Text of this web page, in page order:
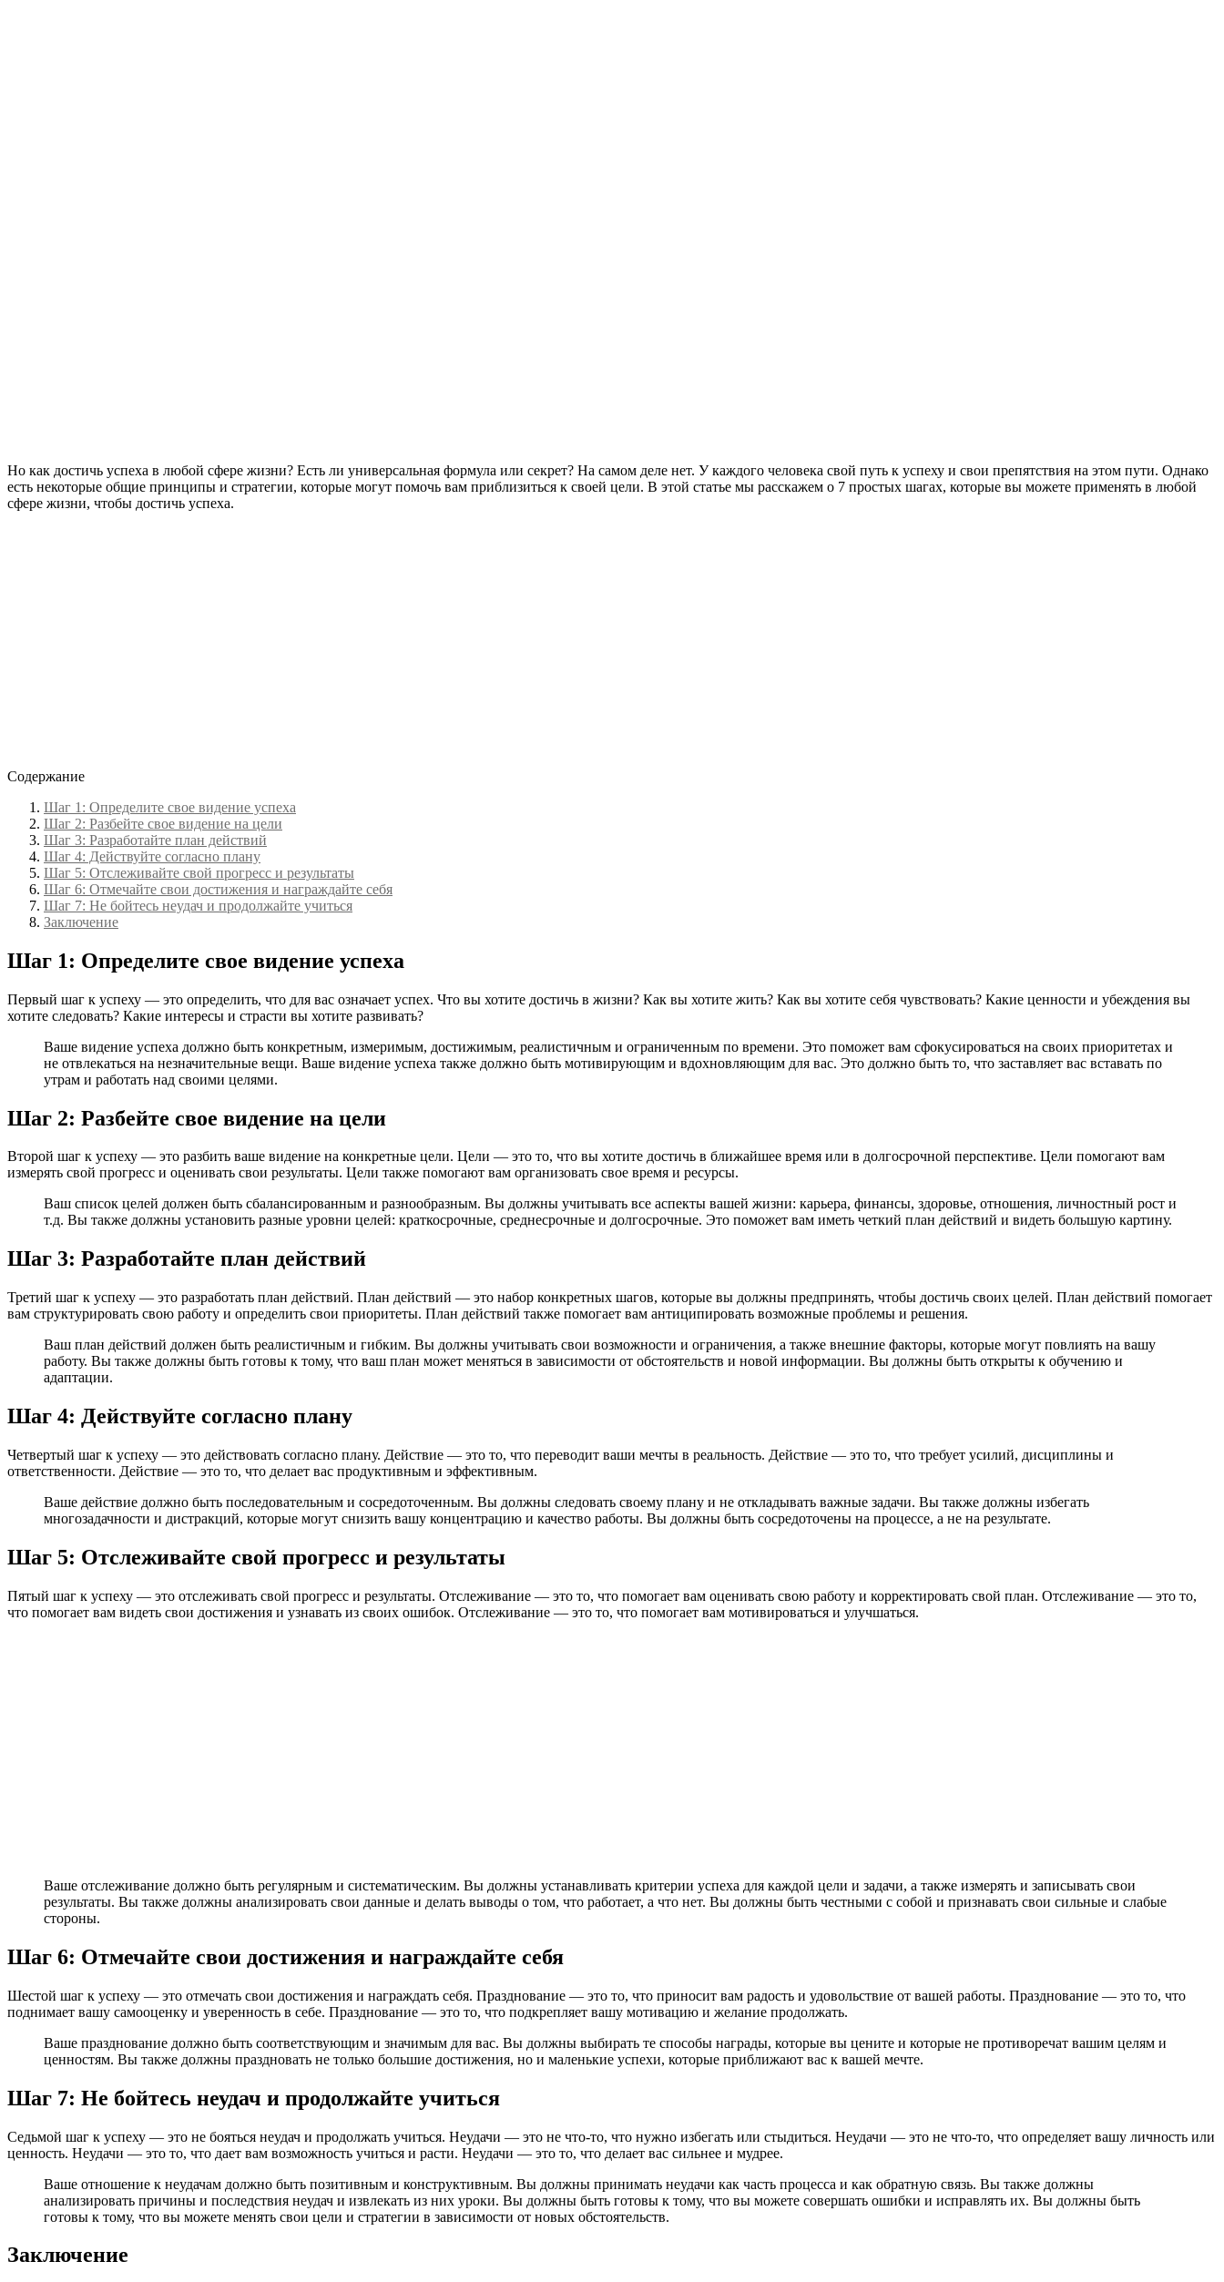
Но как достичь успеха в любой сфере жизни? Есть ли универсальная формула или секрет? На самом деле нет. У каждого человека свой путь к успеху и свои препятствия на этом пути. Однако
есть некоторые общие принципы и стратегии, которые могут помочь вам приблизиться к своей цели. В этой статье мы расскажем о 7 простых шагах, которые вы можете применять в любой
сфере жизни, чтобы достичь успеха.
Содержание
Шаг 1: Определите свое видение успеха
Шаг 2: Разбейте свое видение на цели
Шаг 3: Разработайте план действий
Шаг 4: Действуйте согласно плану
Шаг 5: Отслеживайте свой прогресс и результаты
Шаг 6: Отмечайте свои достижения и награждайте себя
Шаг 7: Не бойтесь неудач и продолжайте учиться
Заключение
Шаг 1: Определите свое видение успеха
Первый шаг к успеху — это определить, что для вас означает успех. Что вы хотите достичь в жизни? Как вы хотите жить? Как вы хотите себя чувствовать? Какие ценности и убеждения вы
хотите следовать? Какие интересы и страсти вы хотите развивать?
Ваше видение успеха должно быть конкретным, измеримым, достижимым, реалистичным и ограниченным по времени. Это поможет вам сфокусироваться на своих приоритетах и
не отвлекаться на незначительные вещи. Ваше видение успеха также должно быть мотивирующим и вдохновляющим для вас. Это должно быть то, что заставляет вас вставать по
утрам и работать над своими целями.
Шаг 2: Разбейте свое видение на цели
Второй шаг к успеху — это разбить ваше видение на конкретные цели. Цели — это то, что вы хотите достичь в ближайшее время или в долгосрочной перспективе. Цели помогают вам
измерять свой прогресс и оценивать свои результаты. Цели также помогают вам организовать свое время и ресурсы.
Ваш список целей должен быть сбалансированным и разнообразным. Вы должны учитывать все аспекты вашей жизни: карьера, финансы, здоровье, отношения, личностный рост и
т.д. Вы также должны установить разные уровни целей: краткосрочные, среднесрочные и долгосрочные. Это поможет вам иметь четкий план действий и видеть большую картину.
Шаг 3: Разработайте план действий
Третий шаг к успеху — это разработать план действий. План действий — это набор конкретных шагов, которые вы должны предпринять, чтобы достичь своих целей. План действий помогает
вам структурировать свою работу и определить свои приоритеты. План действий также помогает вам антиципировать возможные проблемы и решения.
Ваш план действий должен быть реалистичным и гибким. Вы должны учитывать свои возможности и ограничения, а также внешние факторы, которые могут повлиять на вашу
работу. Вы также должны быть готовы к тому, что ваш план может меняться в зависимости от обстоятельств и новой информации. Вы должны быть открыты к обучению и
адаптации.
Шаг 4: Действуйте согласно плану
Четвертый шаг к успеху — это действовать согласно плану. Действие — это то, что переводит ваши мечты в реальность. Действие — это то, что требует усилий, дисциплины и
ответственности. Действие — это то, что делает вас продуктивным и эффективным.
Ваше действие должно быть последовательным и сосредоточенным. Вы должны следовать своему плану и не откладывать важные задачи. Вы также должны избегать
многозадачности и дистракций, которые могут снизить вашу концентрацию и качество работы. Вы должны быть сосредоточены на процессе, а не на результате.
Шаг 5: Отслеживайте свой прогресс и результаты
Пятый шаг к успеху — это отслеживать свой прогресс и результаты. Отслеживание — это то, что помогает вам оценивать свою работу и корректировать свой план. Отслеживание — это то,
что помогает вам видеть свои достижения и узнавать из своих ошибок. Отслеживание — это то, что помогает вам мотивироваться и улучшаться.
Ваше отслеживание должно быть регулярным и систематическим. Вы должны устанавливать критерии успеха для каждой цели и задачи, а также измерять и записывать свои
результаты. Вы также должны анализировать свои данные и делать выводы о том, что работает, а что нет. Вы должны быть честными с собой и признавать свои сильные и слабые
стороны.
Шаг 6: Отмечайте свои достижения и награждайте себя
Шестой шаг к успеху — это отмечать свои достижения и награждать себя. Празднование — это то, что приносит вам радость и удовольствие от вашей работы. Празднование — это то, что
поднимает вашу самооценку и уверенность в себе. Празднование — это то, что подкрепляет вашу мотивацию и желание продолжать.
Ваше празднование должно быть соответствующим и значимым для вас. Вы должны выбирать те способы награды, которые вы цените и которые не противоречат вашим целям и
ценностям. Вы также должны праздновать не только большие достижения, но и маленькие успехи, которые приближают вас к вашей мечте.
Шаг 7: Не бойтесь неудач и продолжайте учиться
Седьмой шаг к успеху — это не бояться неудач и продолжать учиться. Неудачи — это не что-то, что нужно избегать или стыдиться. Неудачи — это не что-то, что определяет вашу личность или
ценность. Неудачи — это то, что дает вам возможность учиться и расти. Неудачи — это то, что делает вас сильнее и мудрее.
Ваше отношение к неудачам должно быть позитивным и конструктивным. Вы должны принимать неудачи как часть процесса и как обратную связь. Вы также должны
анализировать причины и последствия неудач и извлекать из них уроки. Вы должны быть готовы к тому, что вы можете совершать ошибки и исправлять их. Вы должны быть
готовы к тому, что вы можете менять свои цели и стратегии в зависимости от новых обстоятельств.
Заключение